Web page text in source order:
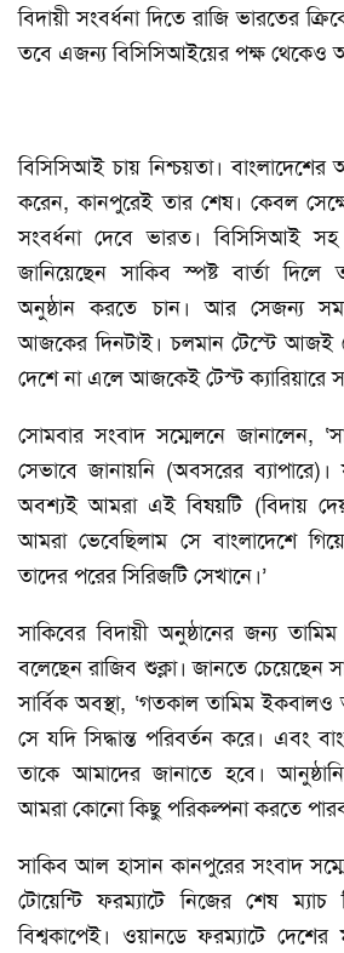
বিদায়ী সংবর্ধনা দিতে রাজি ভারতের
তবে এজন্য বিসিসিআইয়ের পক্ষ থেকেও
বিসিসিআই চায় নিশ্চয়তা। বাংলাদেশের
করেন, কানপুরেই তার শেষ। কেবল
সংবর্ধনা দেবে ভারত। বিসিসিআই
জানিয়েছেন সাকিব স্পষ্ট বার্তা দিলে
অনুষ্ঠান করতে চান। আর সেজন্য
আজকের দিনটাই। চলমান টেস্টে আজই
দেশে না এলে আজকেই টেস্ট ক্যারিয়ারে
সোমবার সংবাদ সম্মেলনে জানালেন,
সেভাবে জানায়নি (অবসরের
অবশ্যই আমরা এই বিষয়টি (বিদায়
আমরা ভেবেছিলাম সে বাংলাদেশে
তাদের পরের সিরিজটি সেখানে।’
সাকিবের বিদায়ী অনুষ্ঠানের জন্য
বলেছেন রাজিব শুক্লা। জানতে চেয়েছেন
সার্বিক অবস্থা, ‘গতকাল তামিম
সে যদি সিদ্ধান্ত পরিবর্তন করে। এবং
তাকে আমাদের জানাতে হবে।
আমরা কোনো কিছু পরিকল্পনা করতে পারব
সাকিব আল হাসান কানপুরের সংবাদ
টোয়েন্টি ফরম্যাটে নিজের শেষ
বিশ্বকাপেই। ওয়ানডে ফরম্যাটে